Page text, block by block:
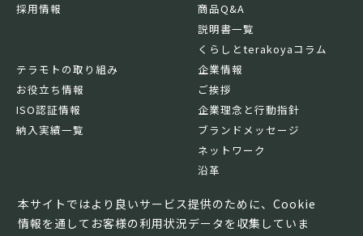
本サイトではより良いサービス提供のために、Cookie
情報を通してお客様の利用状況データを収集していま
採用情報
商品Q&A
説明書一覧
くらしとterakoyaコラム
テラモトの取り組み
お役立ち情報
ISO認証情報
納入実績一覧
企業情報
ご挨拶
企業理念と行動指針
ブランドメッセージ
ネットワーク
沿革